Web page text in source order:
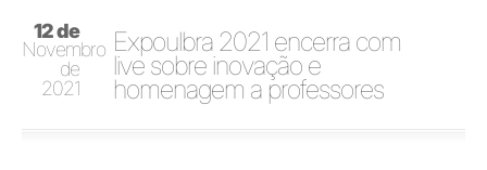
12 de
Novembro
de
2021
Expoulbra 2021 encerra com
live sobre inovação e
homenagem a professores